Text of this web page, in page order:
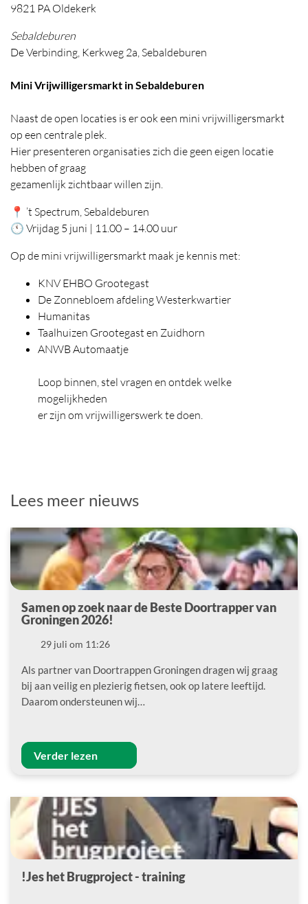
9821 PA Oldekerk
Sebaldeburen
De Verbinding, Kerkweg 2a, Sebaldeburen
Mini Vrijwilligersmarkt in Sebaldeburen
Naast de open locaties is er ook een mini vrijwilligersmarkt
op een centrale plek.
Hier presenteren organisaties zich die geen eigen locatie
hebben of graag
gezamenlijk zichtbaar willen zijn.
📍 ’t Spectrum, Sebaldeburen
🕚 Vrijdag 5 juni | 11.00 – 14.00 uur
Op de mini vrijwilligersmarkt maak je kennis met:
KNV EHBO Grootegast
De Zonnebloem afdeling Westerkwartier
Humanitas
Taalhuizen Grootegast en Zuidhorn
ANWB Automaatje
Loop binnen, stel vragen en ontdek welke
mogelijkheden
er zijn om vrijwilligerswerk te doen.
Lees meer nieuws
Samen op zoek naar de Beste Doortrapper van
Groningen 2026!
Datum29 juli om 11:26
Als partner van Doortrappen Groningen dragen wij graag
bij aan veilig en plezierig fietsen, ook op latere leeftijd.
Daarom ondersteunen wij…
Verder lezen
!Jes het Brugproject - training